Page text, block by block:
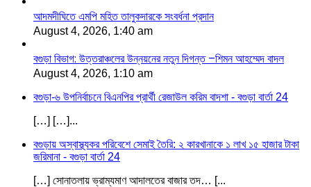
আদমদীঘিতে এমপি মহিত তালুকদারকে সংবর্ধনা প্রদান
August 4, 2026, 1:40 am
বগুড়া বিভাগ: উত্তরাঞ্চলের উন্নয়নের নতুন দিগন্ত –শিমন আহম্মেদ বাদল
August 4, 2026, 1:10 am
বগুড়া-৬ উপনির্বাচনে বিএনপির প্রার্থী রেজাউল করিম বাদশা - বগুড়া বার্তা 24
[…] […]...
বগুড়ায় অস্বাস্থ্যকর পরিবেশে সেমাই তৈরি: ২ কারখানাকে ১ লাখ ১৫ হাজার টাকা
জরিমানা - বগুড়া বার্তা 24
[…] সোনাতলায় ভ্রাম্যমাণ আদালতের বাজার তদ… [...